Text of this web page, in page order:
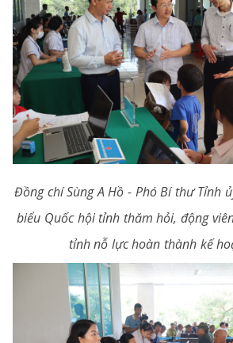
Đồng chí Sùng A Hồ - Phó Bí thư Tỉnh
biểu Quốc hội tỉnh thăm hỏi, động
tỉnh nỗ lực hoàn thành kế